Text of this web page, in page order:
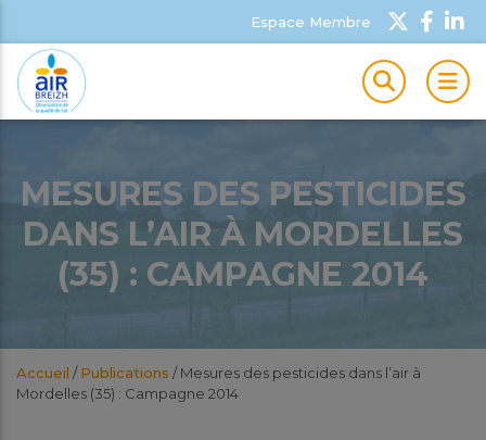
Espace Membre
MESURES DES PESTICIDES
DANS L’AIR À MORDELLES
(35) : CAMPAGNE 2014
Accueil /Publications /Mesures des pesticides dans l’air à
Mordelles (35) : Campagne 2014